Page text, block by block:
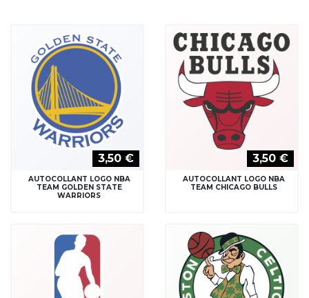
3,50 €
AUTOCOLLANT LOGO NBA
TEAM GOLDEN STATE
WARRIORS
3,50 €
AUTOCOLLANT LOGO NBA
TEAM CHICAGO BULLS